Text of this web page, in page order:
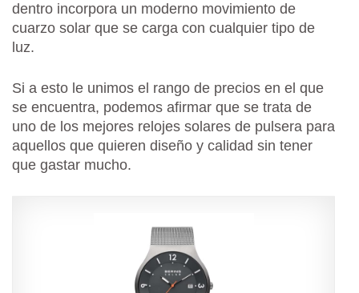
dentro incorpora un moderno movimiento de
cuarzo solar que se carga con cualquier tipo de
luz.
Si a esto le unimos el rango de precios en el que
se encuentra, podemos afirmar que se trata de
uno de los mejores relojes solares de pulsera para
aquellos que quieren diseño y calidad sin tener
que gastar mucho.